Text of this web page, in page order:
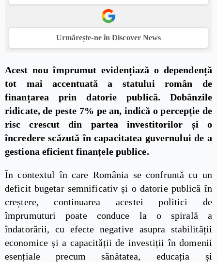
Urmărește-ne în Discover News
Acest nou împrumut evidențiază o dependență
tot mai accentuată a statului român de
finanțarea prin datorie publică. Dobânzile
ridicate, de peste 7% pe an, indică o percepție de
risc crescut din partea investitorilor și o
încredere scăzută în capacitatea guvernului de a
gestiona eficient finanțele publice.
În contextul în care România se confruntă cu un
deficit bugetar semnificativ și o datorie publică în
creștere, continuarea acestei politici de
împrumuturi poate conduce la o spirală a
îndatorării, cu efecte negative asupra stabilității
economice și a capacității de investiții în domenii
esențiale precum sănătatea, educația și